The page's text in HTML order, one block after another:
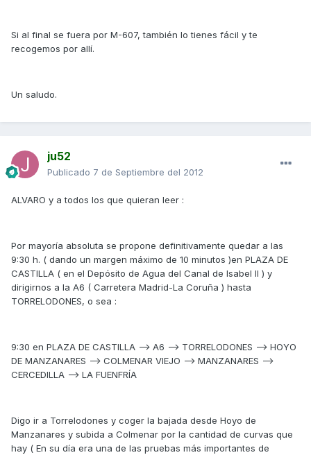
Si al final se fuera por M-607, también lo tienes fácil y te
recogemos por allí.
Un saludo.
ju52
Publicado 7 de Septiembre del 2012
ALVARO y a todos los que quieran leer :
Por mayoría absoluta se propone definitivamente quedar a las
9:30 h. ( dando un margen máximo de 10 minutos )en PLAZA DE
CASTILLA ( en el Depósito de Agua del Canal de Isabel II ) y
dirigirnos a la A6 ( Carretera Madrid-La Coruña ) hasta
TORRELODONES, o sea :
9:30 en PLAZA DE CASTILLA --> A6 --> TORRELODONES --> HOYO
DE MANZANARES --> COLMENAR VIEJO --> MANZANARES -->
CERCEDILLA --> LA FUENFRÍA
Digo ir a Torrelodones y coger la bajada desde Hoyo de
Manzanares y subida a Colmenar por la cantidad de curvas que
hay ( En su día era una de las pruebas más importantes de